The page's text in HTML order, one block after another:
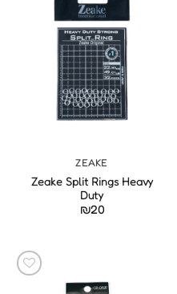
ZEAKE
Zeake Split Rings Heavy
Duty
₪20